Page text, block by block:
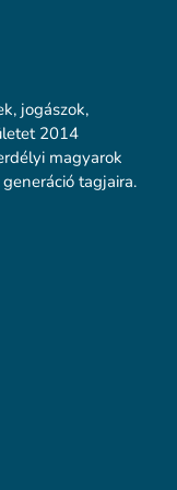
jogászok,
2014
magyarok
tagjaira.